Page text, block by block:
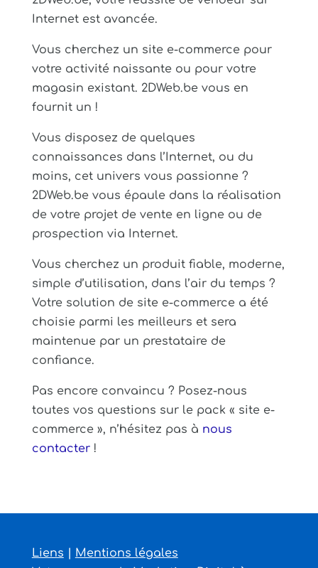
Internet est avancée.
Vous cherchez un site e-commerce pour
votre activité naissante ou pour votre
magasin existant. 2DWeb.be vous en
fournit un !
Vous disposez de quelques
connaissances dans l’Internet, ou du
moins, cet univers vous passionne ?
2DWeb.be vous épaule dans la réalisation
de votre projet de vente en ligne ou de
prospection via Internet.
Vous cherchez un produit fiable, moderne,
simple d’utilisation, dans l’air du temps ?
Votre solution de site e-commerce a été
choisie parmi les meilleurs et sera
maintenue par un prestataire de
confiance.
Pas encore convaincu ? Posez-nous
toutes vos questions sur le pack « site e-
commerce », n’hésitez pas à nous
contacter!
Liens
Mentions légales